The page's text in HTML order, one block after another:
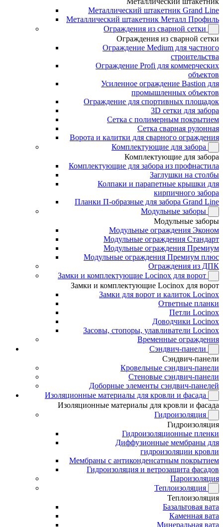
Металлический штакетник Grand Line
Металлический штакетник Металл Профиль
Ограждения из сварной сетки
Ограждения из сварной сетки
Ограждение Medium для частного
строительства
Ограждение Profi для коммерческих
объектов
Усиленное ограждение Bastion для
промышленных объектов
Ограждение для спортивных площадок
3D сетки для забора
Сетка с полимерным покрытием
Сетка сварная рулонная
Ворота и калитки для сварного ограждения
Комплектующие для забора
Комплектующие для забора
Комплектующие для забора из профнастила
Заглушки на столбы
Колпаки и парапетные крышки для
кирпичного забора
Планки П-образные для забора Grand Line
Модульные заборы
Модульные заборы
Модульные ограждения Эконом
Модульные ограждения Стандарт
Модульные ограждения Премиум
Модульные ограждения Премиум плюс
Ограждения из ДПК
Замки и комплектующие Locinox для ворот
Замки и комплектующие Locinox для ворот
Замки для ворот и калиток Locinox
Ответные планки
Петли Locinox
Доводчики Locinox
Засовы, стопоры, улавливатели Locinox
Временные ограждения
Сэндвич-панели
Сэндвич-панели
Кровельные сэндвич-панели
Стеновые сэндвич-панели
Доборные элементы сэндвич-панелей
Изоляционные материалы для кровли и фасада
Изоляционные материалы для кровли и фасада
Гидроизоляция
Гидроизоляция
Гидроизоляционные пленки
Диффузионные мембраны для
гидроизоляции кровли
Мембраны с антиконденсатным покрытием
Гидроизоляция и ветрозащита фасадов
Пароизоляция
Теплоизоляция
Теплоизоляция
Базальтовая вата
Каменная вата
Минеральная вата